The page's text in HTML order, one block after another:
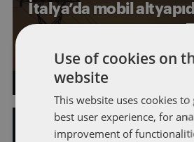
İtalya’da mobil
Emin Köksal
Use of cookies on
website
This website uses cookies
best user experience, for
improvement of